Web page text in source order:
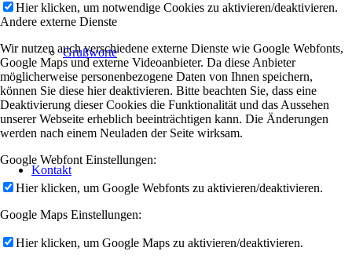
Grußworte
Kontakt
Hier klicken, um notwendige Cookies zu aktivieren/deaktivieren.
Andere externe Dienste
Wir nutzen auch verschiedene externe Dienste wie Google Webfonts,
Google Maps und externe Videoanbieter. Da diese Anbieter
möglicherweise personenbezogene Daten von Ihnen speichern,
können Sie diese hier deaktivieren. Bitte beachten Sie, dass eine
Deaktivierung dieser Cookies die Funktionalität und das Aussehen
unserer Webseite erheblich beeinträchtigen kann. Die Änderungen
werden nach einem Neuladen der Seite wirksam.
Google Webfont Einstellungen:
Hier klicken, um Google Webfonts zu aktivieren/deaktivieren.
Google Maps Einstellungen:
Hier klicken, um Google Maps zu aktivieren/deaktivieren.